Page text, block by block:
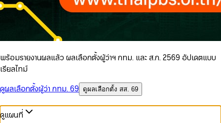
พร้อมรายงานผลแล้ว ผลเลือกตั้งผู้ว่าฯ กทม. และ ส.ก. 2569 อัปเดตแบบ
เรียลไทม์
ดูผลเลือกตั้งผู้ว่า กทม. 69
ดูผลเลือกตั้ง สส. 69
ดูแผนที่